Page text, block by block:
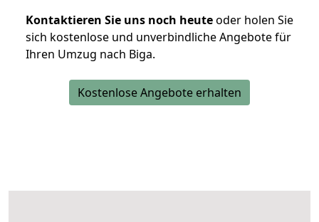
Kontaktieren Sie uns noch heuteoder holen Sie
sich kostenlose und unverbindliche Angebote für
Ihren Umzug nach Biga.
Kostenlose Angebote erhalten